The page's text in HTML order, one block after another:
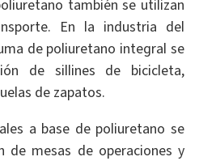
también se utilizan
En la industria del
de poliuretano integral se
de sillines de bicicleta,
de zapatos.
a base de poliuretano se
de mesas de operaciones y